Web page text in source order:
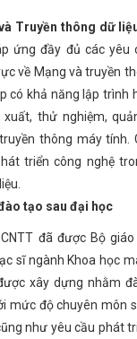
Truyền thông dữ
ứng đầy đủ các yêu
về Mạng và truyền
có khả năng lập trình
thử nghiệm,
thông máy tính.
triển công nghệ
tạo sau đại học
đã được Bộ
sĩ ngành Khoa học
xây dựng nhằm
mức độ chuyên môn
như yêu cầu phát